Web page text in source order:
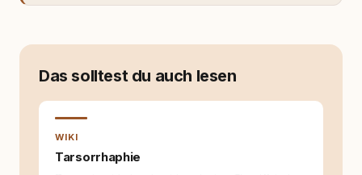
weniger guten Erfahrungen. Umso mehr hat
erlebt habe, wie verantwortungsvoll und
meine Arbeit bis heute. Bei rundum.dog bin ich
beteiligt, an denen aus Ideen fertige Beiträge
Das solltest du auch lesen
WIKI
Tarsorrhaphie